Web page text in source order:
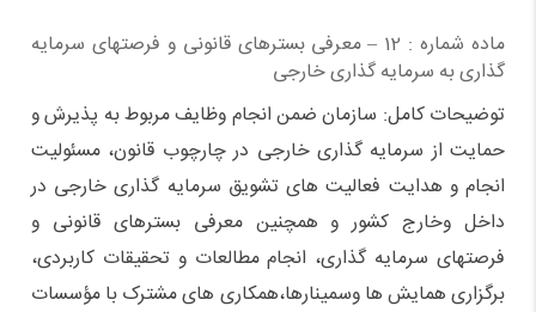
ماده شماره : 12 – معرفی بسترهای قانونی و فرصتهای سرمایه
گذاری به سرمایه گذاری خارجی
توضیحات کامل: سازمان ضمن انجام وظایف مربوط به پذیرش و
حمایت از سرمایه گذاری خارجی در چارچوب قانون،‌ مسئولیت
انجام و هدایت فعالیت های تشویق سرمایه گذاری خارجی در
داخل وخارج کشور و همچنین معرفی بسترهای قانونی و
فرصتهای سرمایه گذاری،‌ انجام مطالعات و تحقیقات کاربردی،
برگزاری همایش ها وسمینارها،‌همکاری های مشترک با مؤسسات